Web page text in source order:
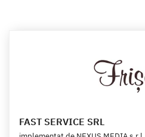
FAST SERVICE SRL